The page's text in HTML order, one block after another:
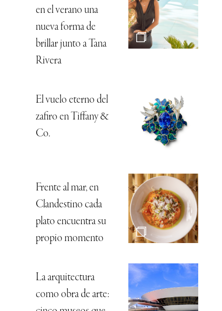
en el verano una
nueva forma de
brillar junto a Tana
Rivera
El vuelo eterno del
zafiro en Tiffany &
Co.
Frente al mar, en
Clandestino cada
plato encuentra su
propio momento
La arquitectura
como obra de arte: